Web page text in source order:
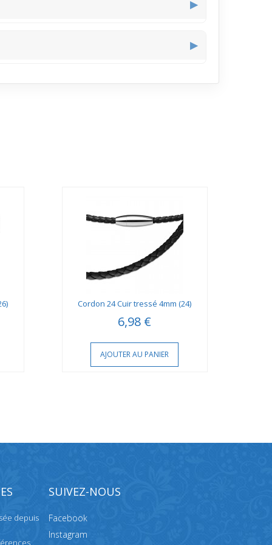
▶
▶
Cordon 24 Cuir tressé 4mm (24)
6,98 €
AJOUTER AU PANIER
depuis
SUIVEZ-NOUS
Facebook
Instagram